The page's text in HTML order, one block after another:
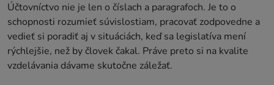
Účtovníctvo nie je len o číslach a paragrafoch. Je to o
schopnosti rozumieť súvislostiam, pracovať zodpovedne a
vedieť si poradiť aj v situáciách, keď sa legislatíva mení
rýchlejšie, než by človek čakal. Práve preto si na kvalite
vzdelávania dávame skutočne záležať.